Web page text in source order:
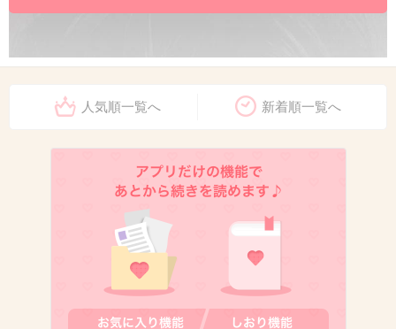
人気順一覧へ 新着順一覧へ